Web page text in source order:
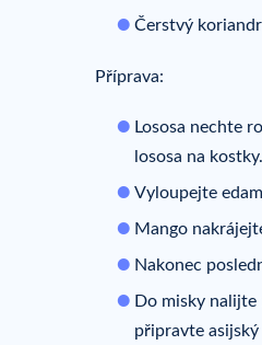
Čerstvý koriandr
Příprava:
Lososa nechte
lososa na
Vyloupejte
Mango
Nakonec
Do misky
připravte asijský